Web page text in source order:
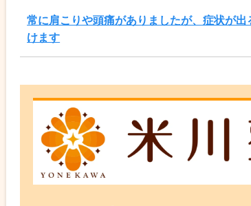
常に肩こりや頭痛がありましたが、症状が
けます